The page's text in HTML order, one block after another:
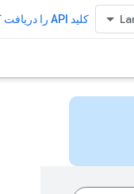
کلید API را دریافت کنید